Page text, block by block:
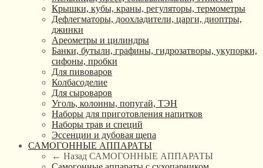
Крышки, кубы, краны, регуляторы, термометры
Дефлегматоры, доохладители, царги, диоптры,
джинки
Ареометры и цилиндры
Банки, бутыли, графины, гидрозатворы, укупорки,
сифоны, пробки
Для пивоваров
Колбасоделие
Для сыроваров
Уголь, колонны, попугай, ТЭН
Наборы для приготовления напитков
Наборы трав и специй
Эссенции и дубовая щепа
САМОГОННЫЕ АППАРАТЫ
← Назад САМОГОННЫЕ АППАРАТЫ